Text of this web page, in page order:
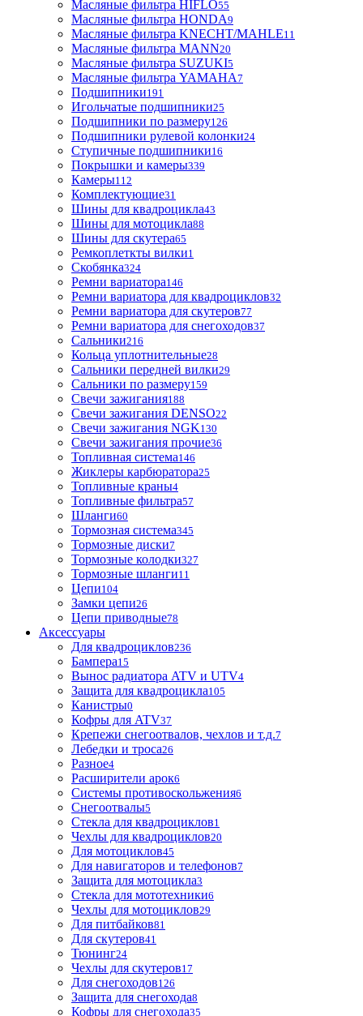
Масляные фильтра HIFLO55
Масляные фильтра HONDA9
Масляные фильтра KNECHT/MAHLE11
Масляные фильтра MANN20
Масляные фильтра SUZUKI5
Масляные фильтра YAMAHA7
Подшипники191
Игольчатые подшипники25
Подшипники по размеру126
Подшипники рулевой колонки24
Ступичные подшипники16
Покрышки и камеры339
Камеры112
Комплектующие31
Шины для квадроцикла43
Шины для мотоцикла88
Шины для скутера65
Ремкоплеткты вилки1
Скобянка324
Ремни вариатора146
Ремни вариатора для квадроциклов32
Ремни вариатора для скутеров77
Ремни вариатора для снегоходов37
Сальники216
Кольца уплотнительные28
Сальники передней вилки29
Сальники по размеру159
Свечи зажигания188
Свечи зажигания DENSO22
Свечи зажигания NGK130
Свечи зажигания прочие36
Топливная система146
Жиклеры карбюратора25
Топливные краны4
Топливные фильтра57
Шланги60
Тормозная система345
Тормозные диски7
Тормозные колодки327
Тормозные шланги11
Цепи104
Замки цепи26
Цепи приводные78
Аксессуары
Для квадроциклов236
Бамперa15
Вынос радиатора ATV и UTV4
Защита для квадроцикла105
Канистры0
Кофры для ATV37
Крепежи снегоотвалов, чехлов и т.д.7
Лебедки и троса26
Разное4
Расширители арок6
Системы противоскольжения6
Снегоотвалы5
Стекла для квадроциклов1
Чехлы для квадроциклов20
Для мотоциклов45
Для навигаторов и телефонов7
Защита для мотоцикла3
Стекла для мототехники6
Чехлы для мотоциклов29
Для питбайков81
Для скутеров41
Тюнинг24
Чехлы для скутеров17
Для снегоходов126
Защита для снегохода8
Кофры для снегохода35